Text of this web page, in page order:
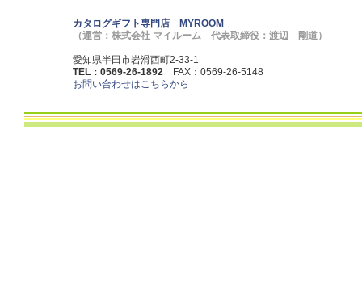
カタログギフト専門店 MYROOM
（運営：株式会社 マイルーム 代表取締役：渡辺 剛道）
愛知県半田市岩滑西町2-33-1
TEL：0569-26-1892 FAX：0569-26-5148
お問い合わせはこちらから